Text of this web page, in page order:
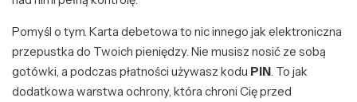
Pomyśl o tym. Karta debetowa to nic innego jak elektroniczna
przepustka do Twoich pieniędzy. Nie musisz nosić ze sobą
gotówki, a podczas płatności używasz kodu PIN. To jak
dodatkowa warstwa ochrony, która chroni Cię przed